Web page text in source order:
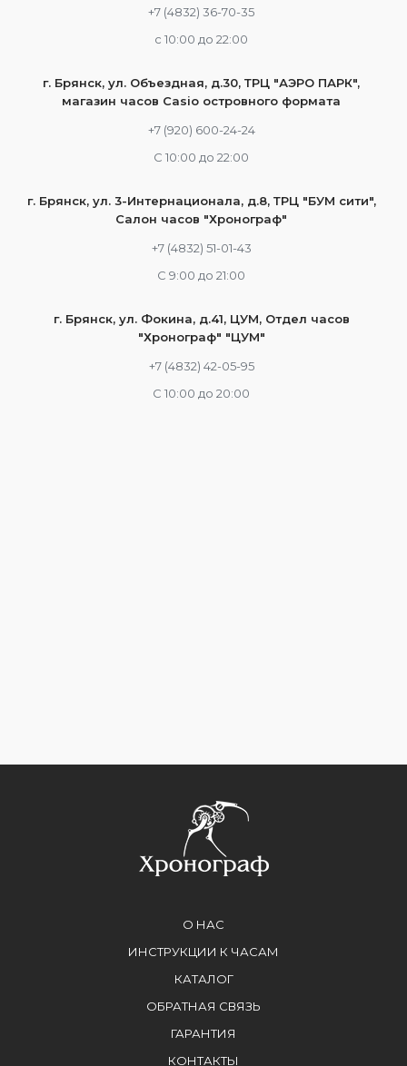
+7 (4832) 36-70-35
c 10:00 до 22:00
г. Брянск, ул. Объездная, д.30, ТРЦ "АЭРО ПАРК",
магазин часов Casio островного формата
+7 (920) 600-24-24
С 10:00 до 22:00
г. Брянск, ул. 3-Интернационала, д.8, ТРЦ "БУМ сити",
Салон часов "Хронограф"
+7 (4832) 51-01-43
С 9:00 до 21:00
г. Брянск, ул. Фокина, д.41, ЦУМ, Отдел часов
"Хронограф" "ЦУМ"
+7 (4832) 42-05-95
С 10:00 до 20:00
О НАС
ИНСТРУКЦИИ К ЧАСАМ
КАТАЛОГ
ОБРАТНАЯ СВЯЗЬ
ГАРАНТИЯ
КОНТАКТЫ